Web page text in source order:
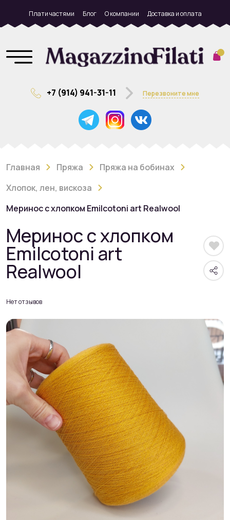
Плати частями Блог О компании Доставка и оплата
+7 (914) 941-31-11 Перезвоните мне
Главная Пряжа
Пряжа на бобинах
Хлопок, лен, вискоза
Меринос с хлопком Emilcotoni art Realwool
Меринос с хлопком
Emilcotoni art
Realwool
Нет отзывов